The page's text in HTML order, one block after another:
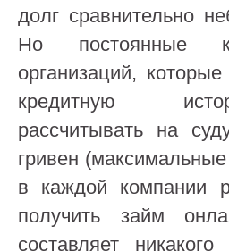
долг сравнительно
Но постоянные
организаций,
кредитную
рассчитывать на
гривен
в каждой компании
получить займ
составляет